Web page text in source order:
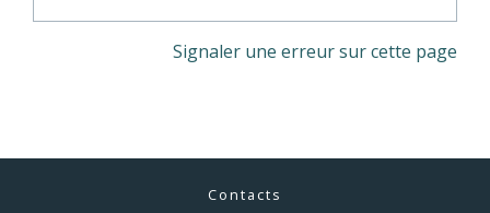
Signaler une erreur sur cette page
Contacts